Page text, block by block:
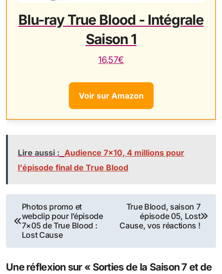
Blu-ray True Blood - Intégrale
Saison 1
16,57€
Voir sur Amazon
Lire aussi : Audience 7×10, 4 millions pour
l'épisode final de True Blood
Navigation
de
l’article
Photos promo et
webclip pour l’épisode
7×05 de True Blood :
Lost Cause
True Blood, saison 7
épisode 05, Lost
Cause, vos réactions !
Une réflexion sur « Sorties de la Saison 7 et de